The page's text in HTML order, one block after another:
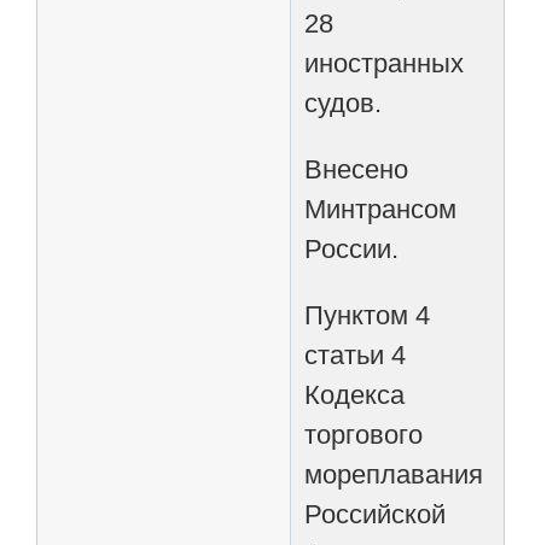
28
иностранных
судов.
Внесено
Минтрансом
России.
Пунктом 4
статьи 4
Кодекса
торгового
мореплавания
Российской